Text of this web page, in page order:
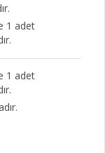
1 adet
1 adet